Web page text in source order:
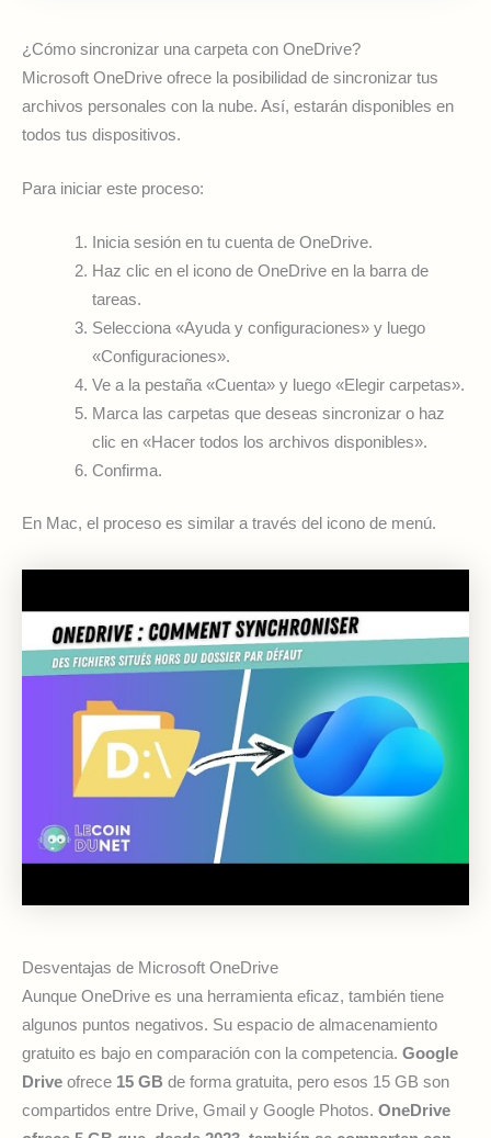
¿Cómo sincronizar una carpeta con OneDrive?
Microsoft OneDrive ofrece la posibilidad de sincronizar tus
archivos personales con la nube. Así, estarán disponibles en
todos tus dispositivos.
Para iniciar este proceso:
Inicia sesión en tu cuenta de OneDrive.
Haz clic en el icono de OneDrive en la barra de
tareas.
Selecciona «Ayuda y configuraciones» y luego
«Configuraciones».
Ve a la pestaña «Cuenta» y luego «Elegir carpetas».
Marca las carpetas que deseas sincronizar o haz
clic en «Hacer todos los archivos disponibles».
Confirma.
En Mac, el proceso es similar a través del icono de menú.
Desventajas de Microsoft OneDrive
Aunque OneDrive es una herramienta eficaz, también tiene
algunos puntos negativos. Su espacio de almacenamiento
gratuito es bajo en comparación con la competencia. Google
Drive ofrece 15 GB de forma gratuita, pero esos 15 GB son
compartidos entre Drive, Gmail y Google Photos. OneDrive